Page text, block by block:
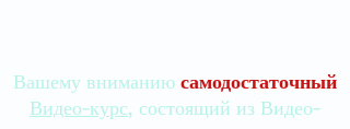
Вашему вниманию самодостаточный
Видео-курс, состоящий из Видео-